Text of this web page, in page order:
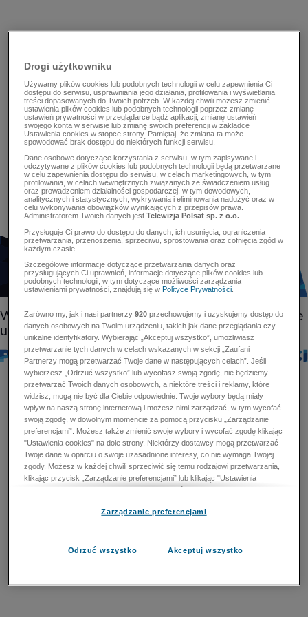
Drogi użytkowniku
Używamy plików cookies lub podobnych technologii w celu zapewnienia Ci
dostępu do serwisu, usprawniania jego działania, profilowania i wyświetlania
treści dopasowanych do Twoich potrzeb. W każdej chwili możesz zmienić
ustawienia plików cookies lub podobnych technologii poprzez zmianę
ustawień prywatności w przeglądarce bądź aplikacji, zmianę ustawień
swojego konta w serwisie lub zmianę swoich preferencji w zakładce
Ustawienia cookies w stopce strony. Pamiętaj, że zmiana ta może
spowodować brak dostępu do niektórych funkcji serwisu.
Dane osobowe dotyczące korzystania z serwisu, w tym zapisywane i
odczytywane z plików cookies lub podobnych technologii będą przetwarzane
w celu zapewnienia dostępu do serwisu, w celach marketingowych, w tym
profilowania, w celach wewnętrznych związanych ze świadczeniem usług
oraz prowadzeniem działalności gospodarczej, w tym dowodowych,
analitycznych i statystycznych, wykrywania i eliminowania nadużyć oraz w
celu wykonywania obowiązków wynikających z przepisów prawa.
Administratorem Twoich danych jestTelewizja Polsat sp. z o.o.
Przysługuje Ci prawo do dostępu do danych, ich usunięcia, ograniczenia
przetwarzania, przenoszenia, sprzeciwu, sprostowania oraz cofnięcia zgód w
każdym czasie.
Szczegółowe informacje dotyczące przetwarzania danych oraz
przysługujących Ci uprawnień, informacje dotyczące plików cookies lub
podobnych technologii, w tym dotyczące możliwości zarządzania
ustawieniami prywatności, znajdują się wPolityce Prywatności
Zarówno my, jak i nasi partnerzy920 przechowujemy i uzyskujemy dostęp do
danych osobowych na Twoim urządzeniu, takich jak dane przeglądania czy
unikalne identyfikatory. Wybierając „Akceptuj wszystko”, umożliwiasz
przetwarzanie tych danych w celach wskazanych w sekcji „Zaufani
Partnerzy mogą przetwarzać Twoje dane w następujących celach”. Jeśli
wybierzesz „Odrzuć wszystko” lub wycofasz swoją zgodę, nie będziemy
przetwarzać Twoich danych osobowych, a niektóre treści i reklamy, które
widzisz, mogą nie być dla Ciebie odpowiednie. Twoje wybory będą miały
wpływ na naszą stronę internetową i możesz nimi zarządzać, w tym wycofać
swoją zgodę, w dowolnym momencie za pomocą przycisku „Zarządzanie
preferencjami”. Możesz także zmienić swoje wybory i wycofać zgodę klikając
"Ustawienia cookies" na dole strony. Niektórzy dostawcy mogą przetwarzać
Twoje dane w oparciu o swoje uzasadnione interesy, co nie wymaga Twojej
zgody. Możesz w każdej chwili sprzeciwić się temu rodzajowi przetwarzania,
klikając przycisk „Zarządzanie preferencjami” lub klikając "Ustawienia
cookies" na dole strony. Nie możesz sprzeciwić się przetwarzaniu przez
zapobiegania oszustwom i naprawiania błędów, a w tym celu mogą zostać
przetwarzaniu danych osobowych w celu dostarczania i prezentacji reklam i
Zarządzanie preferencjami
Odrzuć wszystko Akceptuj wszystko